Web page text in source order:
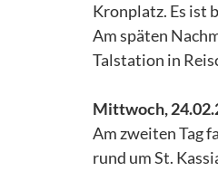
Kronplatz. Es ist
Am späten
Talstation in
Mittwoch,
Am zweiten Tag
rund um St.